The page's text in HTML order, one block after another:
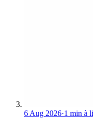
6 Aug 2026·1 min à